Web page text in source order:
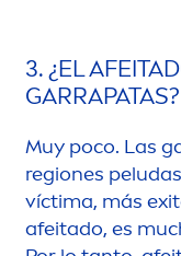
3. ¿EL
GARRAPATAS?
Muy poco. Las
regiones
víctima, más
afeitado, es